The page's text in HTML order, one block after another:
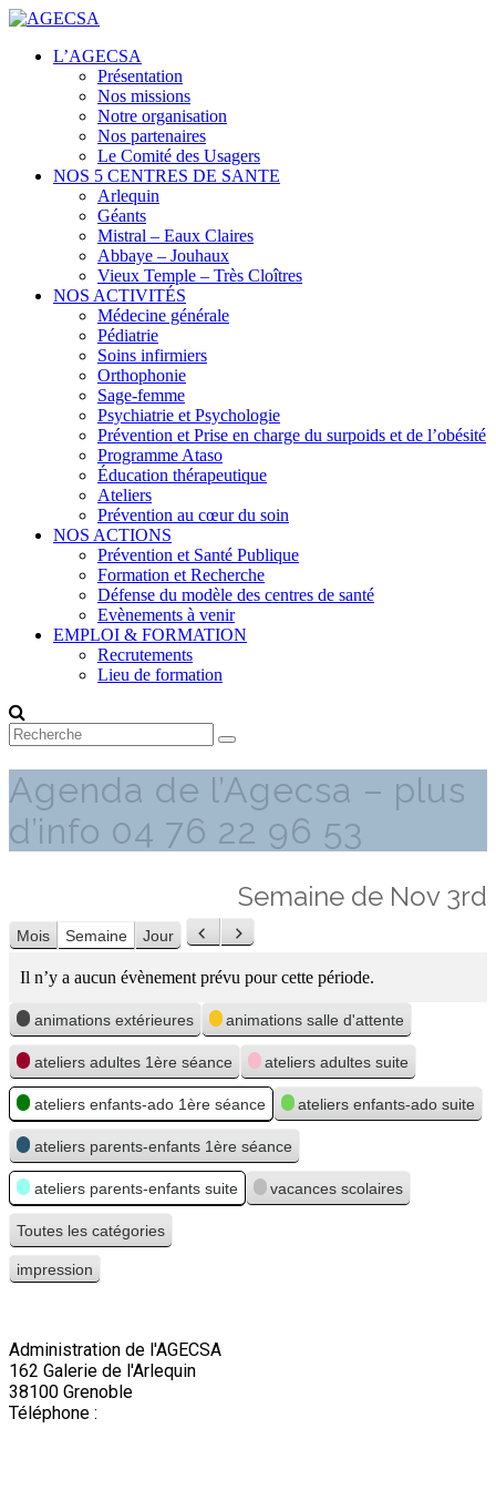
AGECSA
Centres de santé
L’AGECSA
Présentation
Nos missions
Notre organisation
Nos partenaires
Le Comité des Usagers
NOS 5 CENTRES DE SANTE
Arlequin
Géants
Mistral – Eaux Claires
Abbaye – Jouhaux
Vieux Temple – Très Cloîtres
NOS ACTIVITÉS
Médecine générale
Pédiatrie
Soins infirmiers
Orthophonie
Sage-femme
Psychiatrie et Psychologie
Prévention et Prise en charge du surpoids et de l’obésité
Programme Ataso
Éducation thérapeutique
Ateliers
Prévention au cœur du soin
NOS ACTIONS
Prévention et Santé Publique
Formation et Recherche
Défense du modèle des centres de santé
Evènements à venir
EMPLOI & FORMATION
Recrutements
Lieu de formation
Agenda de l’Agecsa – plus
d’info 04 76 22 96 53
Semaine de Nov 3rd
Mois Semaine Jour Précédent
Suivant
Il n’y a aucun évènement prévu pour cette période.
Catégories
animations extérieures animations salle d'attente
ateliers adultes 1ère séance ateliers adultes suite
ateliers enfants-ado 1ère séance ateliers enfants-ado suite
ateliers parents-enfants 1ère séance
ateliers parents-enfants suite vacances scolaires
Toutes les catégories
Vue
impression
Administration de l'AGECSA
162 Galerie de l'Arlequin
38100 Grenoble
Téléphone :